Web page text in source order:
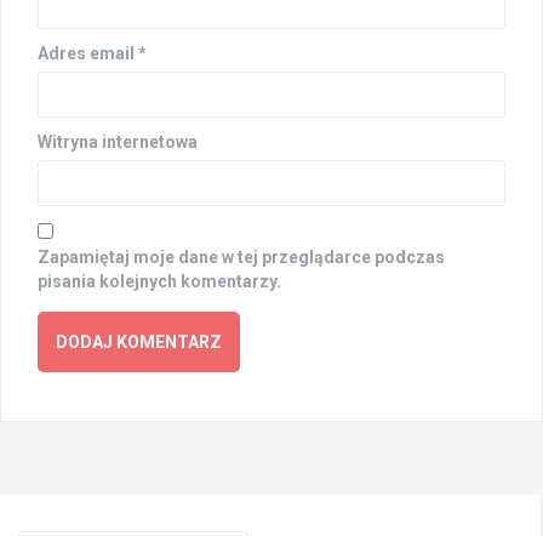
Adres email *
Witryna internetowa
Zapamiętaj moje dane w tej przeglądarce podczas
pisania kolejnych komentarzy.